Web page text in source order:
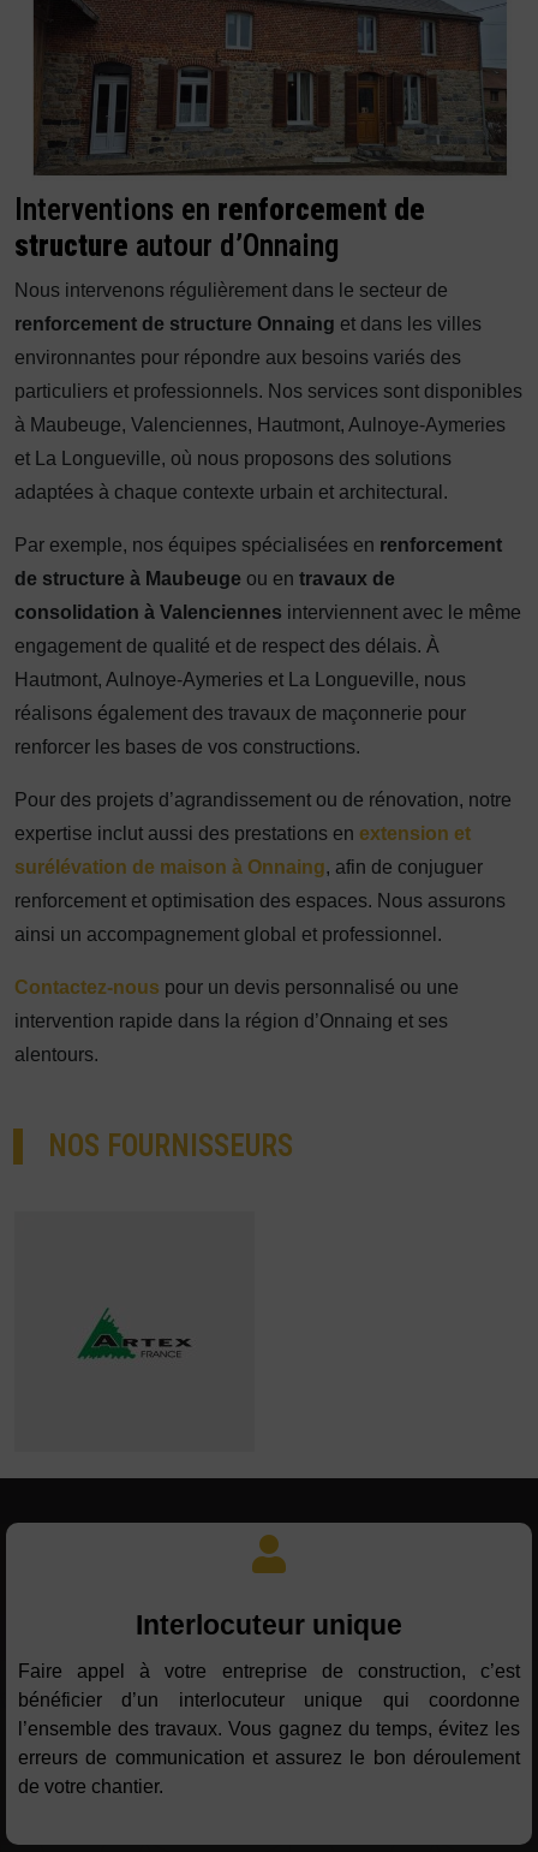
Interventions en renforcement de
structure autour d’Onnaing
Nous intervenons régulièrement dans le secteur de
renforcement de structure Onnaing et dans les villes
environnantes pour répondre aux besoins variés des
particuliers et professionnels. Nos services sont disponibles
à Maubeuge, Valenciennes, Hautmont, Aulnoye-Aymeries
et La Longueville, où nous proposons des solutions
adaptées à chaque contexte urbain et architectural.
Par exemple, nos équipes spécialisées en renforcement
de structure à Maubeuge ou en travaux de
consolidation à Valenciennes interviennent avec le même
engagement de qualité et de respect des délais. À
Hautmont, Aulnoye-Aymeries et La Longueville, nous
réalisons également des travaux de maçonnerie pour
renforcer les bases de vos constructions.
Pour des projets d’agrandissement ou de rénovation, notre
expertise inclut aussi des prestations en extension et
surélévation de maison à Onnaing, afin de conjuguer
renforcement et optimisation des espaces. Nous assurons
ainsi un accompagnement global et professionnel.
Contactez-nous pour un devis personnalisé ou une
intervention rapide dans la région d’Onnaing et ses
alentours.
NOS FOURNISSEURS
Interlocuteur unique
Faire appel à votre entreprise de construction, c’est
bénéficier d’un interlocuteur unique qui coordonne
l’ensemble des travaux. Vous gagnez du temps, évitez les
erreurs de communication et assurez le bon déroulement
de votre chantier.